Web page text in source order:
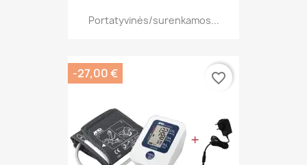
Portatyvinės/surenkamos...
-27,00 € favorite_border